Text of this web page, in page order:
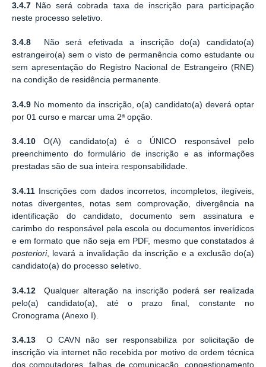
3.4.7 Não será cobrada taxa de inscrição para participação
neste processo seletivo.
3.4.8
Não será efetivada a inscrição do(a) candidato(a)
estrangeiro(a) sem o visto de permanência como estudante ou
sem apresentação do Registro Nacional de Estrangeiro (RNE)
na condição de residência permanente.
3.4.9 No momento da inscrição, o(a) candidato(a) deverá optar
por 01 curso e marcar uma 2ª opção.
3.4.10O(A) candidato(a) é o ÚNICO responsável pelo
preenchimento do formulário de inscrição e as informações
prestadas são de sua inteira responsabilidade.
3.4.11
Inscrições com dados incorretos, incompletos, ilegíveis,
notas divergentes, notas sem comprovação, divergência na
identificação do candidato, documento sem assinatura e
carimbo do responsável pela escola ou documentos inverídicos
e em formato que não seja em PDF, mesmo que constatados à
posteriori, levará a invalidação da inscrição e a exclusão do(a)
candidato(a) do processo seletivo.
3.4.12 Qualquer alteração na inscrição poderá ser realizada
pelo(a) candidato(a), até o prazo final, constante no
Cronograma (Anexo I).
3.4.13O CAVN não ser responsabiliza por solicitação de
inscrição via internet não recebida por motivo de ordem técnica
dos computadores, falhas de comunicação, congestionamento